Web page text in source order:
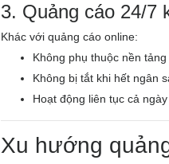
3. Quảng cáo 24/7
Khác với quảng cáo online:
Không phụ thuộc nền tảng
Không bị tắt khi hết ngân
Hoạt động liên tục cả
Xu hướng